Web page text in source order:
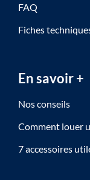
FAQ
Fiches
En savoir +
Nos conseils
Comment louer
7 accessoires